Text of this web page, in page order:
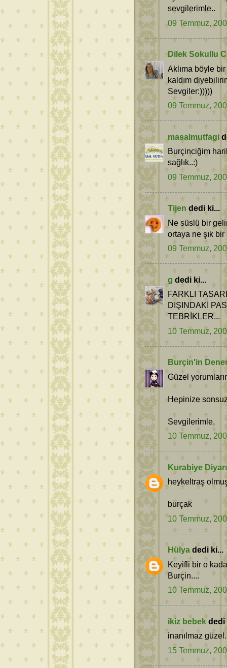
sevgilerimle..
09 Temmuz,
Dilek Sokullu
Aklıma böyle
kaldım
Sevgiler:)))))
09 Temmuz,
masalmutfagi
Burçinciğim
sağlık..:)
09 Temmuz,
Tijen dedi ki...
Ne süslü bir
ortaya ne şık bir
09 Temmuz,
g dedi ki...
FARKLI
DIŞINDAKİ
TEBRİKLER...
10 Temmuz,
Burçin'in
Güzel
Hepinize
Sevgilerimle,
10 Temmuz,
Kurabiye Diyarı
heykeltraş
burçak
10 Temmuz,
Hülya dedi ki...
Keyifli bir o
Burçin....
10 Temmuz,
ikiz bebekdedi
inanılmaz güzel.
15 Temmuz,